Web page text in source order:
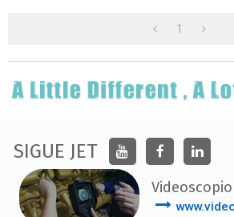
1
SIGUE JET